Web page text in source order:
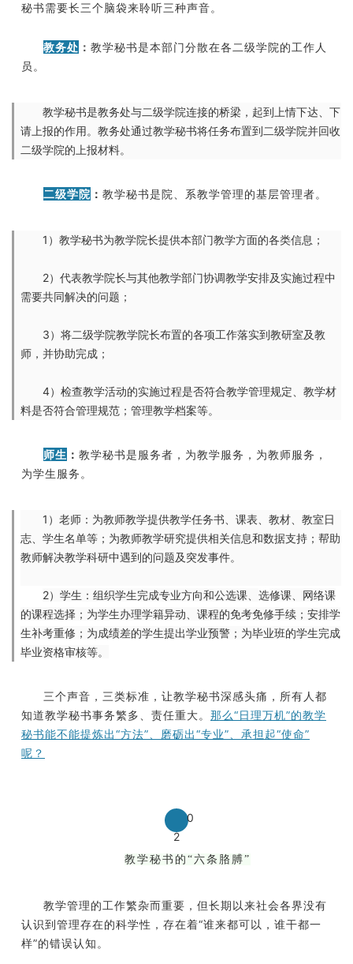
秘书需要长三个脑袋来聆听三种声音。
教务处 ： 教学秘书是本部门分散在各二级学院的工作人
员。
教学秘书是教务处与二级学院连接的桥梁，起到上情下达、下
请上报的作用。教务处通过教学秘书将任务布置到二级学院并回收
二级学院的上报材料。
二级学院 ： 教学秘书是院、系教学管理的基层管理者。
1）教学秘书为教学院长提供本部门教学方面的各类信息；
2）代表教学院长与其他教学部门协调教学安排及实施过程中
需要共同解决的问题；
3）将二级学院教学院长布置的各项工作落实到教研室及教
师，并协助完成；
4）检查教学活动的实施过程是否符合教学管理规定、教学材
料是否符合管理规范；管理教学档案等。
师生 ： 教学秘书是服务者，为教学服务，为教师服务，
为学生服务。
1）老师：为教师教学提供教学任务书、课表、教材、教室日
志、学生名单等；为教师教学研究提供相关信息和数据支持；帮助
教师解决教学科研中遇到的问题及突发事件。
2）学生： 组织学生完成专业方向和公选课、 选修课、网络课
的课程选择； 为学生办理学籍异动、课程的免考免修手续； 安排学
生补考重修； 为成绩差的学生提出学业预警； 为毕业班的学生完成
毕业资格审核等。
三个声音，三类标准，让教学秘书深感头痛，所有人都
知道教学秘书事务繁多、责任重大。 那么“日理万机”的教学
秘书能不能提炼出“方法”、磨砺出“专业”、承担起“使命”
呢？
0
2
教学秘书的“六条胳膊”
教学管理的工作繁杂而重要，但长期以来社会各界没有
认识到管理存在的科学性，存在着“谁来都可以，谁干都一
样”的错误认知。